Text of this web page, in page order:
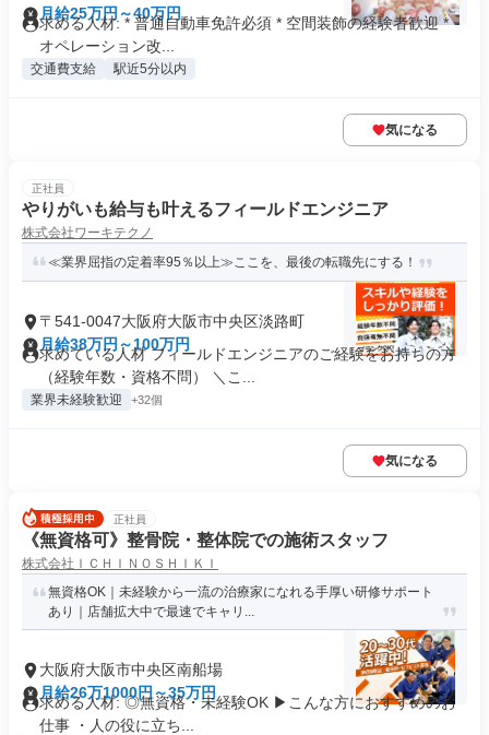
月給25万円～40万円
求める人材: * 普通自動車免許必須 * 空間装飾の経験者歓迎 *
オペレーション改...
交通費支給 駅近5分以内
気になる
正社員
やりがいも給与も叶えるフィールドエンジニア
株式会社ワーキテクノ
≪業界屈指の定着率95％以上≫ここを、最後の転職先にする！
〒541-0047大阪府大阪市中央区淡路町
月給38万円～100万円
求めている人材 フィールドエンジニアのご経験をお持ちの方
（経験年数・資格不問） ＼こ...
業界未経験歓迎 +32個
気になる
正社員
《無資格可》整骨院・整体院での施術スタッフ
株式会社ＩＣＨＩＮＯＳＨＩＫＩ
無資格OK｜未経験から一流の治療家になれる手厚い研修サポート
あり｜店舗拡大中で最速でキャリ...
大阪府大阪市中央区南船場
月給26万1000円～35万円
求める人材: ◎無資格・未経験OK ▶︎こんな方におすすめのお
仕事 ・人の役に立ち...